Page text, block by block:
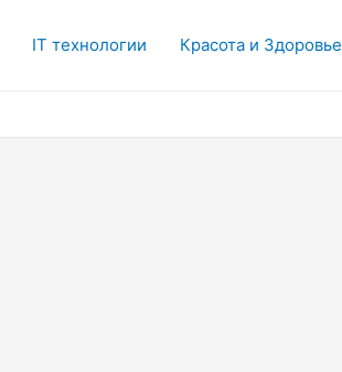
IT технологии Красота и Здоровье